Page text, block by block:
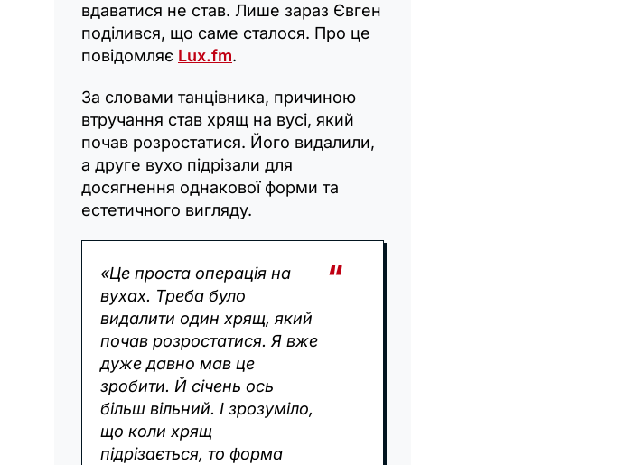
вдаватися не став. Лише зараз Євген
поділився, що саме сталося. Про це
повідомляє Lux.fm.
За словами танцівника, причиною
втручання став хрящ на вусі, який
почав розростатися. Його видалили,
а друге вухо підрізали для
досягнення однакової форми та
естетичного вигляду.
«Це проста операція на
вухах. Треба було
видалити один хрящ, який
почав розростатися. Я вже
дуже давно мав це
зробити. Й січень ось
більш вільний. І зрозуміло,
що коли хрящ
підрізається, то форма